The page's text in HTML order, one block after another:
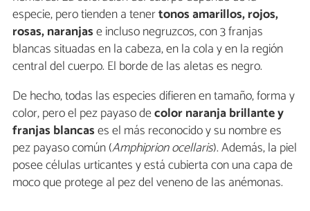
especie, pero tienden a tenertonos amarillos, rojos,
rosas, naranjase incluso negruzcos, con 3 franjas
blancas situadas en la cabeza, en la cola y en la región
central del cuerpo. El borde de las aletas es negro.
De hecho, todas las especies difieren en tamaño, forma y
color, pero el pez payaso decolor naranja brillante y
franjas blancases el más reconocido y su nombre es
pez payaso común (Amphiprion ocellaris). Además, la piel
posee células urticantes y está cubierta con una capa de
moco que protege al pez del veneno de las anémonas.